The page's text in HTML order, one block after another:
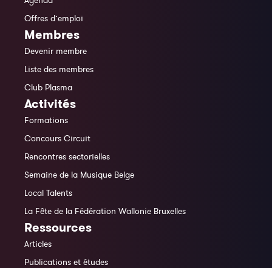
Offres d’emploi
Membres
Devenir membre
Liste des membres
Club Plasma
Activités
Formations
Concours Circuit
Rencontres sectorielles
Semaine de la Musique Belge
Local Talents
La Fête de la Fédération Wallonie Bruxelles
Ressources
Articles
Publications et études